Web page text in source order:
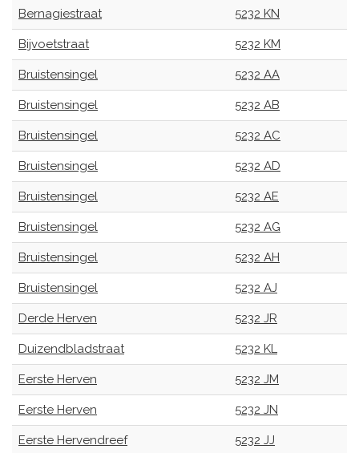
Bernagiestraat 5232 KN
Bijvoetstraat 5232 KM
Bruistensingel 5232 AA
Bruistensingel 5232 AB
Bruistensingel 5232 AC
Bruistensingel 5232 AD
Bruistensingel 5232 AE
Bruistensingel 5232 AG
Bruistensingel 5232 AH
Bruistensingel 5232 AJ
Derde Herven 5232 JR
Duizendbladstraat 5232 KL
Eerste Herven 5232 JM
Eerste Herven 5232 JN
Eerste Hervendreef 5232 JJ